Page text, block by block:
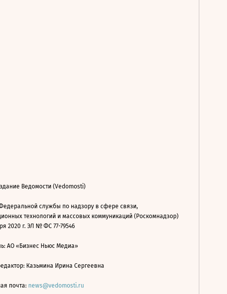
Ведомости (Vedomosti)
службы по надзору в сфере связи,
технологий и массовых коммуникаций (Роскомнадзор)
2020 г. ЭЛ № ФС 77-79546
АО «Бизнес Ньюс Медиа»
Казьмина Ирина Сергеевна
почта: news@vedomosti.ru